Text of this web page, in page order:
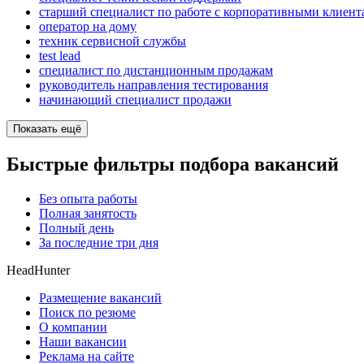
старший специалист по работе с корпоративными
оператор на дому
техник сервисной службы
test lead
специалист по дистанционным продажам
руководитель направления тестирования
начинающий специалист продажи
Показать ещё
Быстрые фильтры подбора вакансий
Без опыта работы
Полная занятость
Полный день
За последние три дня
HeadHunter
Размещение вакансий
Поиск по резюме
О компании
Наши вакансии
Реклама на сайте